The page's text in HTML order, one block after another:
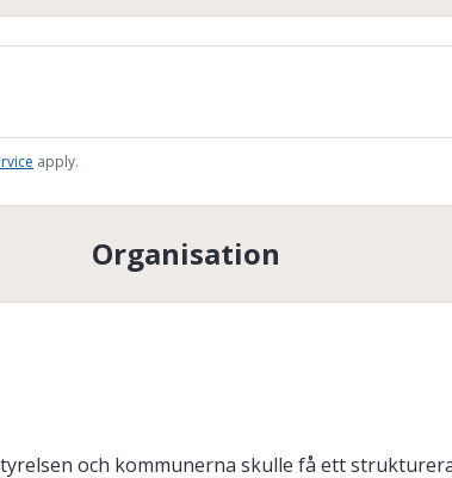
apply.
Organisation
och kommunerna skulle få ett